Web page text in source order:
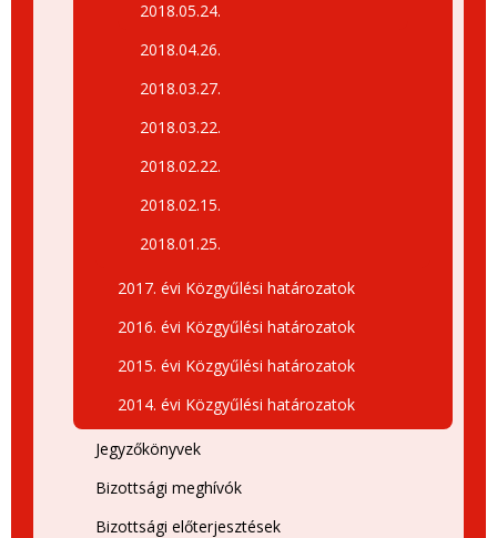
2018.05.24.
2018.04.26.
2018.03.27.
2018.03.22.
2018.02.22.
2018.02.15.
2018.01.25.
2017. évi Közgyűlési határozatok
2016. évi Közgyűlési határozatok
2015. évi Közgyűlési határozatok
2014. évi Közgyűlési határozatok
Jegyzőkönyvek
Bizottsági meghívók
Bizottsági előterjesztések